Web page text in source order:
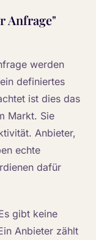
Anfrage"
werden
definiertes
ist dies das
Markt. Sie
Anbieter,
echte
dafür
gibt keine
Anbieter zählt